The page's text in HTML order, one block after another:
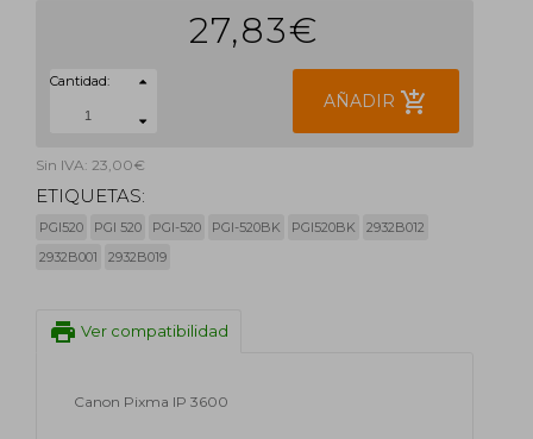
27,83€
Cantidad:
AÑADIR add_shopping_cart
Sin IVA: 23,00€
ETIQUETAS:
PGI520 PGI 520 PGI-520 PGI-520BK PGI520BK
2932B012
2932B001
2932B019
print Ver compatibilidad
Canon Pixma IP 3600